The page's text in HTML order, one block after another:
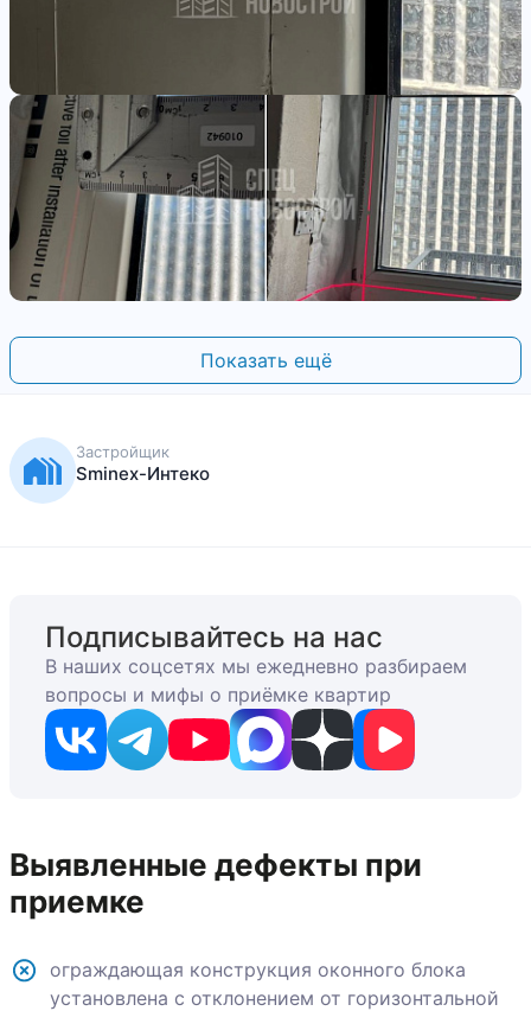
Показать ещё
Застройщик
Sminex-Интеко
Подписывайтесь на нас
В наших соцсетях мы ежедневно разбираем
вопросы и мифы о приёмке квартир
Выявленные дефекты при
приемке
ограждающая конструкция оконного блока
установлена с отклонением от горизонтальной